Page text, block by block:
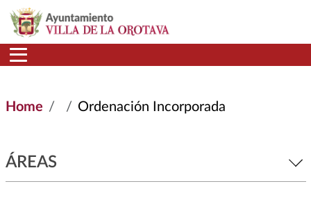
Skip to main content
Home Ordenación Incorporada
ÁREAS